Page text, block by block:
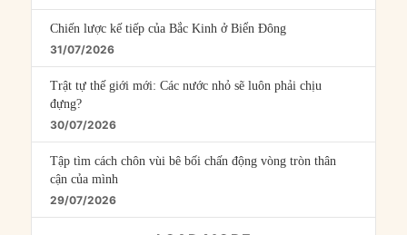
Chiến lược kế tiếp của Bắc Kinh ở Biển Đông
31/07/2026
Trật tự thế giới mới: Các nước nhỏ sẽ luôn phải chịu
đựng?
30/07/2026
Tập tìm cách chôn vùi bê bối chấn động vòng tròn thân
cận của mình
29/07/2026